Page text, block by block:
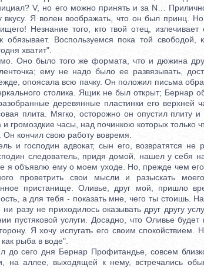
V, но его можно принять и за N…
Я волен воображать, что он был принц.
Незнание того, кто твой отец,
обязывает. Воспользуемся пока той
хватит".
Оно было того же формата, что и дюжина
ему не надо было ее развязывать,
опоясала всю пачку. Он положил письма
столика. Ящик не был открыт; Бернар
деревянные пластинки его верхней
плита. Мягко, осторожно он опустил плиту
громоздкие часы, над починкою которых только
кончил свою работу вовремя.
и господин адвокат, сын его, возвратятся не
следователь, придя домой, нашел у себя
я объявлю ему о моем уходе. Но, прежде чем
проветрить свои мысли и разыскать
пристанище. Оливье, друг мой, пришло
а для тебя - показать мне, чего ты стоишь.
разу не приходилось оказывать друг другу
пустяковой услуги. Досадно, что Оливье
Я хочу испугать его своим
рыба в воде".
сего дня Бернар Профитандье, совсем
аллее, выходящей к нему, встречались